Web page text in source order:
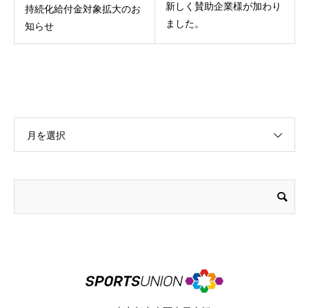
持続化給付金対象拡大のお
知らせ
新しく賛助企業様が加わり
ました。
月を選択